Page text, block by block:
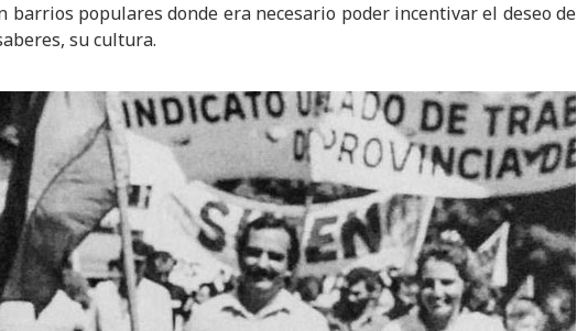
barrios populares donde era necesario poder incentivar el deseo de
su cultura.